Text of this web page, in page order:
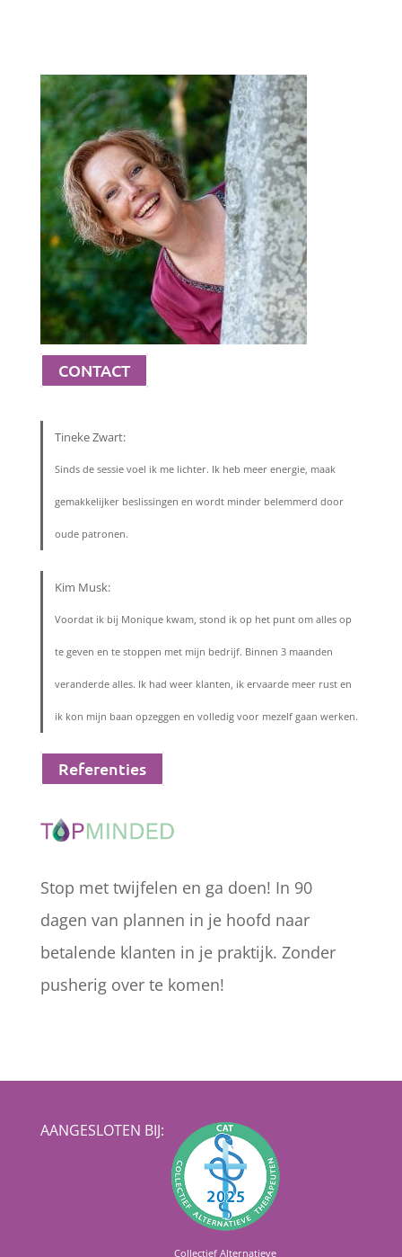
CONTACT
Tineke Zwart:
Sinds de sessie voel ik me lichter. Ik heb meer energie, maak
gemakkelijker beslissingen en wordt minder belemmerd door
oude patronen.
Kim Musk:
Voordat ik bij Monique kwam, stond ik op het punt om alles op
te geven en te stoppen met mijn bedrijf. Binnen 3 maanden
veranderde alles. Ik had weer klanten, ik ervaarde meer rust en
ik kon mijn baan opzeggen en volledig voor mezelf gaan werken.
Referenties
Stop met twijfelen en ga doen! In 90
dagen van plannen in je hoofd naar
betalende klanten in je praktijk. Zonder
pusherig over te komen!
AANGESLOTEN BIJ:
Collectief Alternatieve